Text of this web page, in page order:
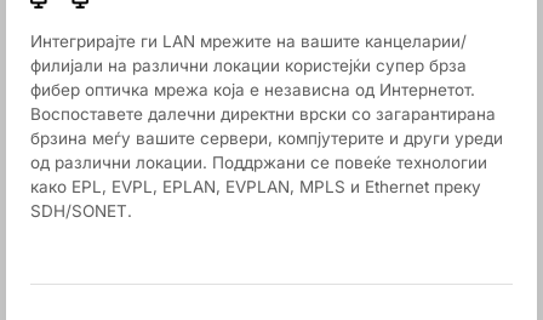
Интегрирајте ги LAN мрежите на вашите канцеларии/
филијали на различни локации користејќи супер брза
фибер оптичка мрежа која е независна од Интернетот.
Воспоставете далечни директни врски со загарантирана
брзина меѓу вашите сервери, компјутерите и други уреди
од различни локации. Поддржани се повеќе технологии
како EPL, EVPL, EPLAN, EVPLAN, MPLS и Ethernet преку
SDH/SONET.